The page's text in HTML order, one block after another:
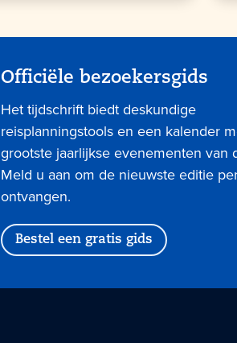
Officiële bezoekersgids
Het tijdschrift biedt deskundige
reisplanningstools en een kalender
grootste jaarlijkse evenementen van
Meld u aan om de nieuwste editie
ontvangen.
Bestel een gratis gids